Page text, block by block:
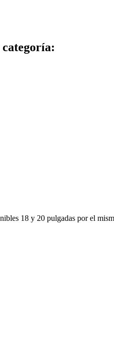
categoría:
18 y 20 pulgadas por el